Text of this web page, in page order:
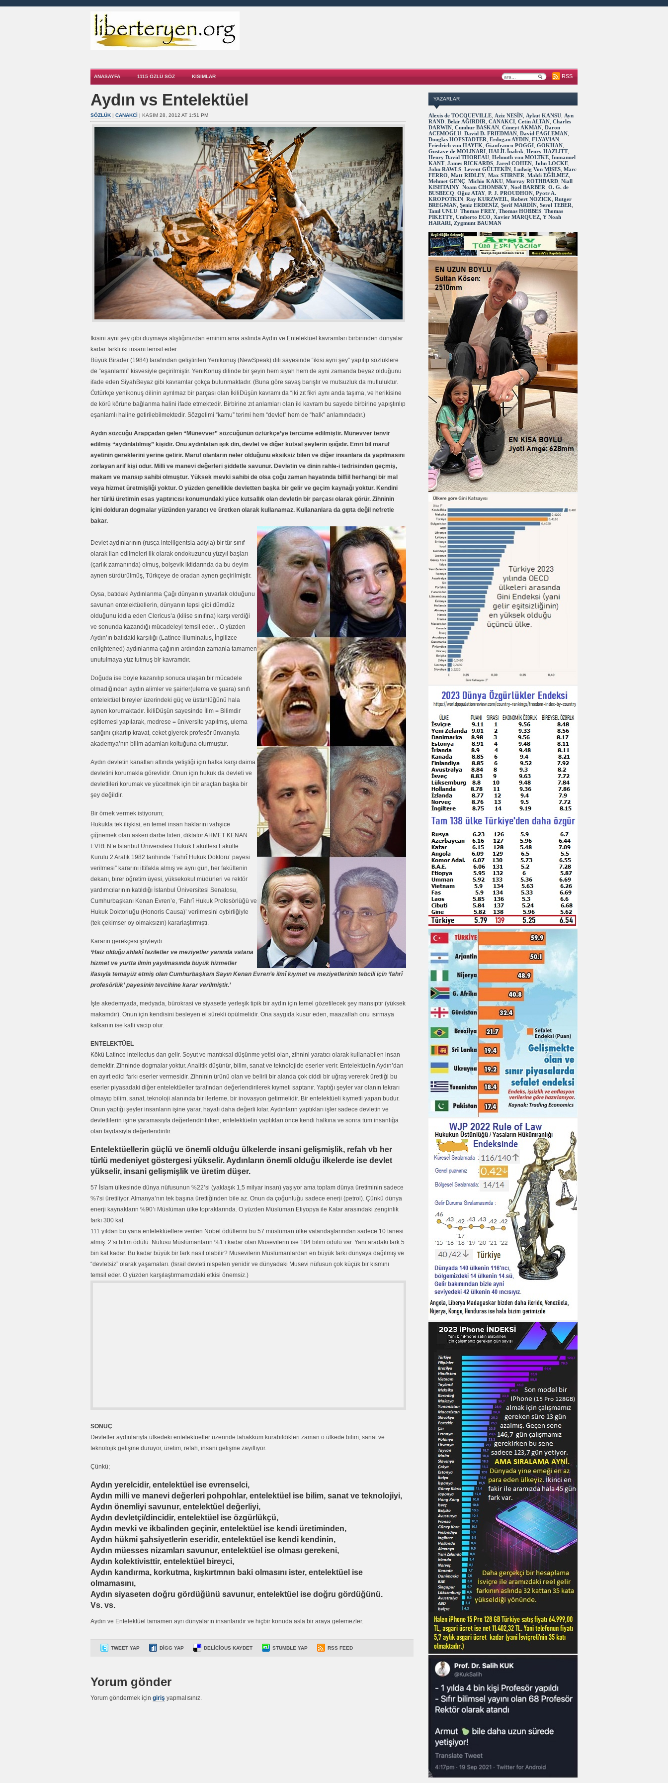
ANASAYFA 1115 ÖZLÜ SÖZ KISIMLAR RSS
Aydın vs Entelektüel
SÖZLÜK | CANAKCI | KASIM 28, 2012 AT 1:51 PM
İkisini ayni şey gibi duymaya alıştığınızdan eminim ama aslında Aydın ve Entelektüel kavramları birbirinden dünyalar
kadar farklı iki insanı temsil eder.
Büyük Birader (1984) tarafından geliştirilen Yenikonuş (NewSpeak) dili sayesinde “ikisi ayni şey” yapılıp sözlüklere
de “eşanlamlı” kisvesiyle geçirilmiştir. YeniKonuş dilinde bir şeyin hem siyah hem de ayni zamanda beyaz olduğunu
ifade eden SiyahBeyaz gibi kavramlar çokça bulunmaktadır. (Buna göre savaş barıştır ve mutsuzluk da mutluluktur.
Öztürkçe yenikonuş dilinin ayrılmaz bir parçası olan İkiliDüşün kavramı da “iki zıt fikri aynı anda taşıma, ve herikisine
de körü körüne bağlanma halini ifade etmektedir. Birbirine zıt anlamları olan iki kavram bu sayede birbirine yapıştırılıp
eşanlamlı haline getirilebilmektedir. Sözgelimi “kamu” terimi hem “devlet” hem de “halk” anlamındadır.)
Aydın sözcüğü Arapçadan gelen “Münevver” sözcüğünün öztürkçe’ye tercüme edilmiştir. Münevver tenvir
edilmiş “aydınlatılmış” kişidir. Onu aydınlatan ışık din, devlet ve diğer kutsal şeylerin ışığıdır. Emri bil maruf
ayetinin gereklerini yerine getirir. Maruf olanların neler olduğunu eksiksiz bilen ve diğer insanlara da yapılmasını
zorlayan arif kişi odur. Milli ve manevi değerleri şiddetle savunur. Devletin ve dinin rahle-i tedrisinden geçmiş,
makam ve mansıp sahibi olmuştur. Yüksek mevki sahibi de olsa çoğu zaman hayatında bilfiil herhangi bir mal
veya hizmet üretmişliği yoktur. O yüzden genellikle devletten başka bir gelir ve geçim kaynağı yoktur. Kendini
her türlü üretimin esas yaptırıcısı konumundaki yüce kutsallık olan devletin bir parçası olarak görür. Zihninin
içini dolduran dogmalar yüzünden yaratıcı ve üretken olarak kullanamaz. Kullananlara da gıpta değil nefretle
bakar.
Devlet aydınlarının (rusça intelligentsia adıyla) bir tür sınıf
olarak ilan edilmeleri ilk olarak ondokuzuncu yüzyıl başları
(çarlık zamanında) olmuş, bolşevik iktidarında da bu deyim
aynen sürdürülmüş, Türkçeye de oradan aynen geçirilmiştir.
Oysa, batıdaki Aydınlanma Çağı dünyanın yuvarlak olduğunu
savunan entelektüellerin, dünyanın tepsi gibi dümdüz
olduğunu iddia eden Clericus’a (kilise sınıfına) karşı verdiği
ve sonunda kazandığı mücadeleyi temsil eder. . O yüzden
Aydın’ın batıdaki karşılığı (Latince illuminatus, İngilizce
enlightened) aydınlanma çağının ardından zamanla tamamen
unutulmaya yüz tutmuş bir kavramdır.
Doğuda ise böyle kazanılıp sonuca ulaşan bir mücadele
olmadığından aydın alimler ve şairler(ulema ve şuara) sınıfı
entelektüel bireyler üzerindeki güç ve üstünlüğünü hala
aynen korumaktadır. İkiliDüşün sayesinde İlim = Bilimdir
eşitlemesi yapılarak, medrese = üniversite yapılmış, ulema
sarığını çıkartıp kravat, ceket giyerek profesör ünvanıyla
akademya’nın bilim adamları koltuğuna oturmuştur.
Aydın devletin kanatları altında yetiştiği için halka karşı daima
devletini korumakla görevlidir. Onun için hukuk da devleti ve
devletlileri korumak ve yüceltmek için bir araçtan başka bir
şey değildir.
Bir örnek vermek istiyorum;
Hukukla tek ilişkisi, en temel insan haklarını vahşice
çiğnemek olan askeri darbe lideri, diktatör AHMET KENAN
EVREN’e İstanbul Üniversitesi Hukuk Fakültesi Fakülte
Kurulu 2 Aralık 1982 tarihinde ‘Fahrî Hukuk Doktoru’ payesi
verilmesi” kararını ittifakla almış ve aynı gün, her fakültenin
dekanı, birer öğretim üyesi, yüksekokul müdürleri ve rektör
yardımcılarının katıldığı İstanbul Üniversitesi Senatosu,
Cumhurbaşkanı Kenan Evren’e, ‘Fahrî Hukuk Profesörlüğü ve
Hukuk Doktorluğu (Honoris Causa)’ verilmesini oybirliğiyle
(tek çekimser oy olmaksızın) kararlaştırmıştı.
Kararın gerekçesi şöyleydi:
‘Haiz olduğu ahlakî faziletler ve meziyetler yanında vatana
hizmet ve yurtta ilmin yayılmasında büyük hizmetler
ifasıyla temayüz etmiş olan Cumhurbaşkanı Sayın Kenan Evren’e ilmî kıymet ve meziyetlerinin tebcili için ‘fahrî
profesörlük’ payesinin tevcihine karar verilmiştir.’
İşte akedemyada, medyada, bürokrasi ve siyasette yerleşik tipik bir aydın için temel gözetilecek şey mansıptır (yüksek
makamdır). Onun için kendisini besleyen el sürekli öpülmelidir. Ona saygıda kusur eden, maazallah onu ısırmaya
kalkanın ise katli vacip olur.
ENTELEKTÜEL
Kökü Latince intellectus dan gelir. Soyut ve mantıksal düşünme yetisi olan, zihnini yaratıcı olarak kullanabilen insan
demektir. Zihninde dogmalar yoktur. Analitik düşünür, bilim, sanat ve teknolojide eserler verir. Entelektüelin Aydın’dan
en ayırt edici farkı eserler vermesidir. Zihninin ürünü olan ve belirli bir alanda çok ciddi bir uğraş vererek ürettiği bu
eserler piyasadaki diğer entelektüeller tarafından değerlendirilerek kıymeti saptanır. Yaptığı şeyler var olanın tekrarı
olmayıp bilim, sanat, teknoloji alanında bir ilerleme, bir inovasyon getirmelidir. Bir entelektüeli kıymetli yapan budur.
Onun yaptığı şeyler insanların işine yarar, hayatı daha değerli kılar. Aydınların yaptıkları işler sadece devletin ve
devletlilerin işine yaramasıyla değerlendirilirken, entelektüelin yaptıkları önce kendi halkına ve sonra tüm insanlığa
olan faydasıyla değerlendirilir.
Entelektüellerin güçlü ve önemli olduğu ülkelerde insani gelişmişlik, refah vb her
türlü medeniyet göstergesi yükselir. Aydınların önemli olduğu ilkelerde ise devlet
yükselir, insani gelişmişlik ve üretim düşer.
57 İslam ülkesinde dünya nüfusunun %22’si (yaklaşık 1,5 milyar insan) yaşıyor ama toplam dünya üretiminin sadece
%7si üretiliyor. Almanya’nın tek başına ürettiğinden bile az. Onun da çoğunluğu sadece enerji (petrol). Çünkü dünya
enerji kaynakların %90’ı Müslüman ülke topraklarında. O yüzden Müslüman Etiyopya ile Katar arasındaki zenginlik
farkı 300 kat.
111 yıldan bu yana entelektüellere verilen Nobel ödüllerini bu 57 müslüman ülke vatandaşlarından sadece 10 tanesi
almış. 2’si bilim ödülü. Nüfusu Müslümanların %1’i kadar olan Musevilerin ise 104 bilim ödülü var. Yani aradaki fark 5
bin kat kadar. Bu kadar büyük bir fark nasıl olabilir? Musevilerin Müslümanlardan en büyük farkı dünyaya dağılmış ve
“devletsiz” olarak yaşamaları. (İsrail devleti nispeten yenidir ve dünyadaki Musevi nüfusun çok küçük bir kısmını
temsil eder. O yüzden karşılaştırmamızdaki etkisi önemsiz.)
SONUÇ
Devletler aydınlarıyla ülkedeki entelektüeller üzerinde tahakküm kurabildikleri zaman o ülkede bilim, sanat ve
teknolojik gelişme duruyor, üretim, refah, insani gelişme zayıflıyor.
Çünkü;
Aydın yerelcidir, entelektüel ise evrenselci,
Aydın milli ve manevi değerleri pohpohlar, entelektüel ise bilim, sanat ve teknolojiyi,
Aydın önemliyi savunur, entelektüel değerliyi,
Aydın devletçi/dincidir, entelektüel ise özgürlükçü,
Aydın mevki ve ikbalinden geçinir, entelektüel ise kendi üretiminden,
Aydın hükmi şahsiyetlerin eseridir, entelektüel ise kendi kendinin,
Aydın müesses nizamları savunur, entelektüel ise olması gerekeni,
Aydın kolektivisttir, entelektüel bireyci,
Aydın kandırma, korkutma, kışkırtmnın baki olmasını ister, entelektüel ise
olmamasını,
Aydın siyaseten doğru gördüğünü savunur, entelektüel ise doğru gördüğünü.
Vs. vs.
Aydın ve Entelektüel tamamen ayrı dünyaların insanlarıdır ve hiçbir konuda asla bir araya gelemezler.
TWEET YAP DIGG YAP DELICIOUS KAYDET STUMBLE YAP RSS FEED
Yorum gönder
Yorum göndermek için giriş yapmalısınız.
YAZARLAR
Alexis de TOCQUEVILLE Aziz NESİN Aykut KANSU Ayn
RAND Bekir AĞIRDIR CANAKCI Cetin ALTAN Charles
DARWIN Cumhur BASKAN Cüneyt AKMAN Daron
ACEMOGLU David D. FRIEDMAN David EAGLEMAN
Douglas HOFSTADTER Erdogan AYDIN FLYAVIAN
Friedrich von HAYEK Gianfranco POGGI GOKHAN
Gustave de MOLINARI HALİL İnalcık Henry HAZLITT,
Henry David THOREAU Helmuth von MOLTKE Immanuel
KANT, James RICKARDS Jared COHEN John LOCKE
John RAWLS Levent GÜLTEKİN Ludwig Von MISES Marc
FERRO Matt RIDLEY Max STIRNER Mahfi EĞİLMEZ
Mehmet GENÇ Michio KAKU Murray ROTHBARD Niall
KISHTAINY Noam CHOMSKY Noel BARBER O. G. de
BUSBECQ Oğuz ATAY P. J. PROUDHON Pyotr A.
KROPOTKIN Ray KURZWEIL Robert NOZICK Rutger
BREGMAN Şeniz ERDENİZ Şerif MARDİN Serol TEBER
Tanıl UNLU Thomas FREY Thomas HOBBES Thomas
PIKETTY Umberto ECO Xavier MARQUEZ Y Noah
HARARI Zygmunt BAUMAN